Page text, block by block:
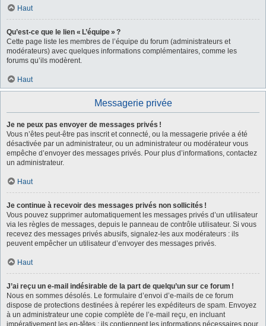
Haut
Qu’est-ce que le lien « L’équipe » ?
Cette page liste les membres de l’équipe du forum (administrateurs et
modérateurs) avec quelques informations complémentaires, comme les
forums qu’ils modèrent.
Haut
Messagerie privée
Je ne peux pas envoyer de messages privés !
Vous n’êtes peut-être pas inscrit et connecté, ou la messagerie privée a été
désactivée par un administrateur, ou un administrateur ou modérateur vous
empêche d’envoyer des messages privés. Pour plus d’informations, contactez
un administrateur.
Haut
Je continue à recevoir des messages privés non sollicités !
Vous pouvez supprimer automatiquement les messages privés d’un utilisateur
via les règles de messages, depuis le panneau de contrôle utilisateur. Si vous
recevez des messages privés abusifs, signalez-les aux modérateurs : ils
peuvent empêcher un utilisateur d’envoyer des messages privés.
Haut
J’ai reçu un e-mail indésirable de la part de quelqu’un sur ce forum !
Nous en sommes désolés. Le formulaire d’envoi d’e-mails de ce forum
dispose de protections destinées à repérer les expéditeurs de spam. Envoyez
à un administrateur une copie complète de l’e-mail reçu, en incluant
impérativement les en-têtes : ils contiennent les informations nécessaires pour